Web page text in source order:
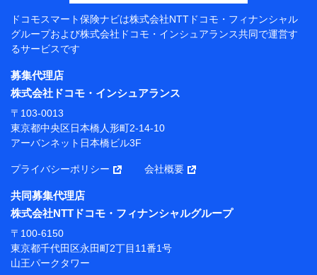
【共同して利用する者の範囲】
当社
株式会社NTTドコモ・フィナンシャルグループ
【利用目的】
当社または株式会社NTTドコモ・フィナンシャルグルー
プが提供する保険関連サービスにおけるユーザー登録受
付および管理のため
当社または株式会社NTTドコモ・フィナンシャルグルー
携会社の保険その他に関する情報を提供するため、また
維持管理等の委託業務遂行のため、またそれらに付帯、
関連する当社または株式会社NTTドコモ・フィナンシャ
ルグループおよび提携会社のサービスを案内、提供する
ため
（各サービスで取得したサービス利用履歴、ウェブサイ
トの閲覧履歴、購買履歴、ご契約内容等のパーソナルデ
ータを分析して、お客さまの趣味・嗜好・傾向に応じた
ドコモスマート保険ナビは株式会社NTTドコモ・フィナンシャル
グループおよび株式会社ドコモ・インシュアランス共同で運営す
るサービスです
募集代理店
株式会社ドコモ・インシュアランス
〒103-0013
東京都中央区日本橋人形町2-14-10
アーバンネット日本橋ビル3F
プライバシーポリシー 会社概要
共同募集代理店
株式会社NTTドコモ・フィナンシャルグループ
〒100-6150
東京都千代田区永田町2丁目11番1号
山王パークタワー